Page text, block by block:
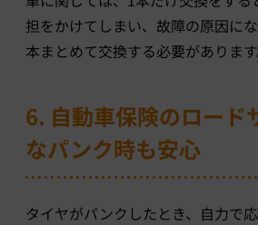
担をかけてしまい、故障の原因に
本まとめて交換する必要があります
6. 自動車保険のロード
なパンク時も安心
タイヤがパンクしたとき、自力で